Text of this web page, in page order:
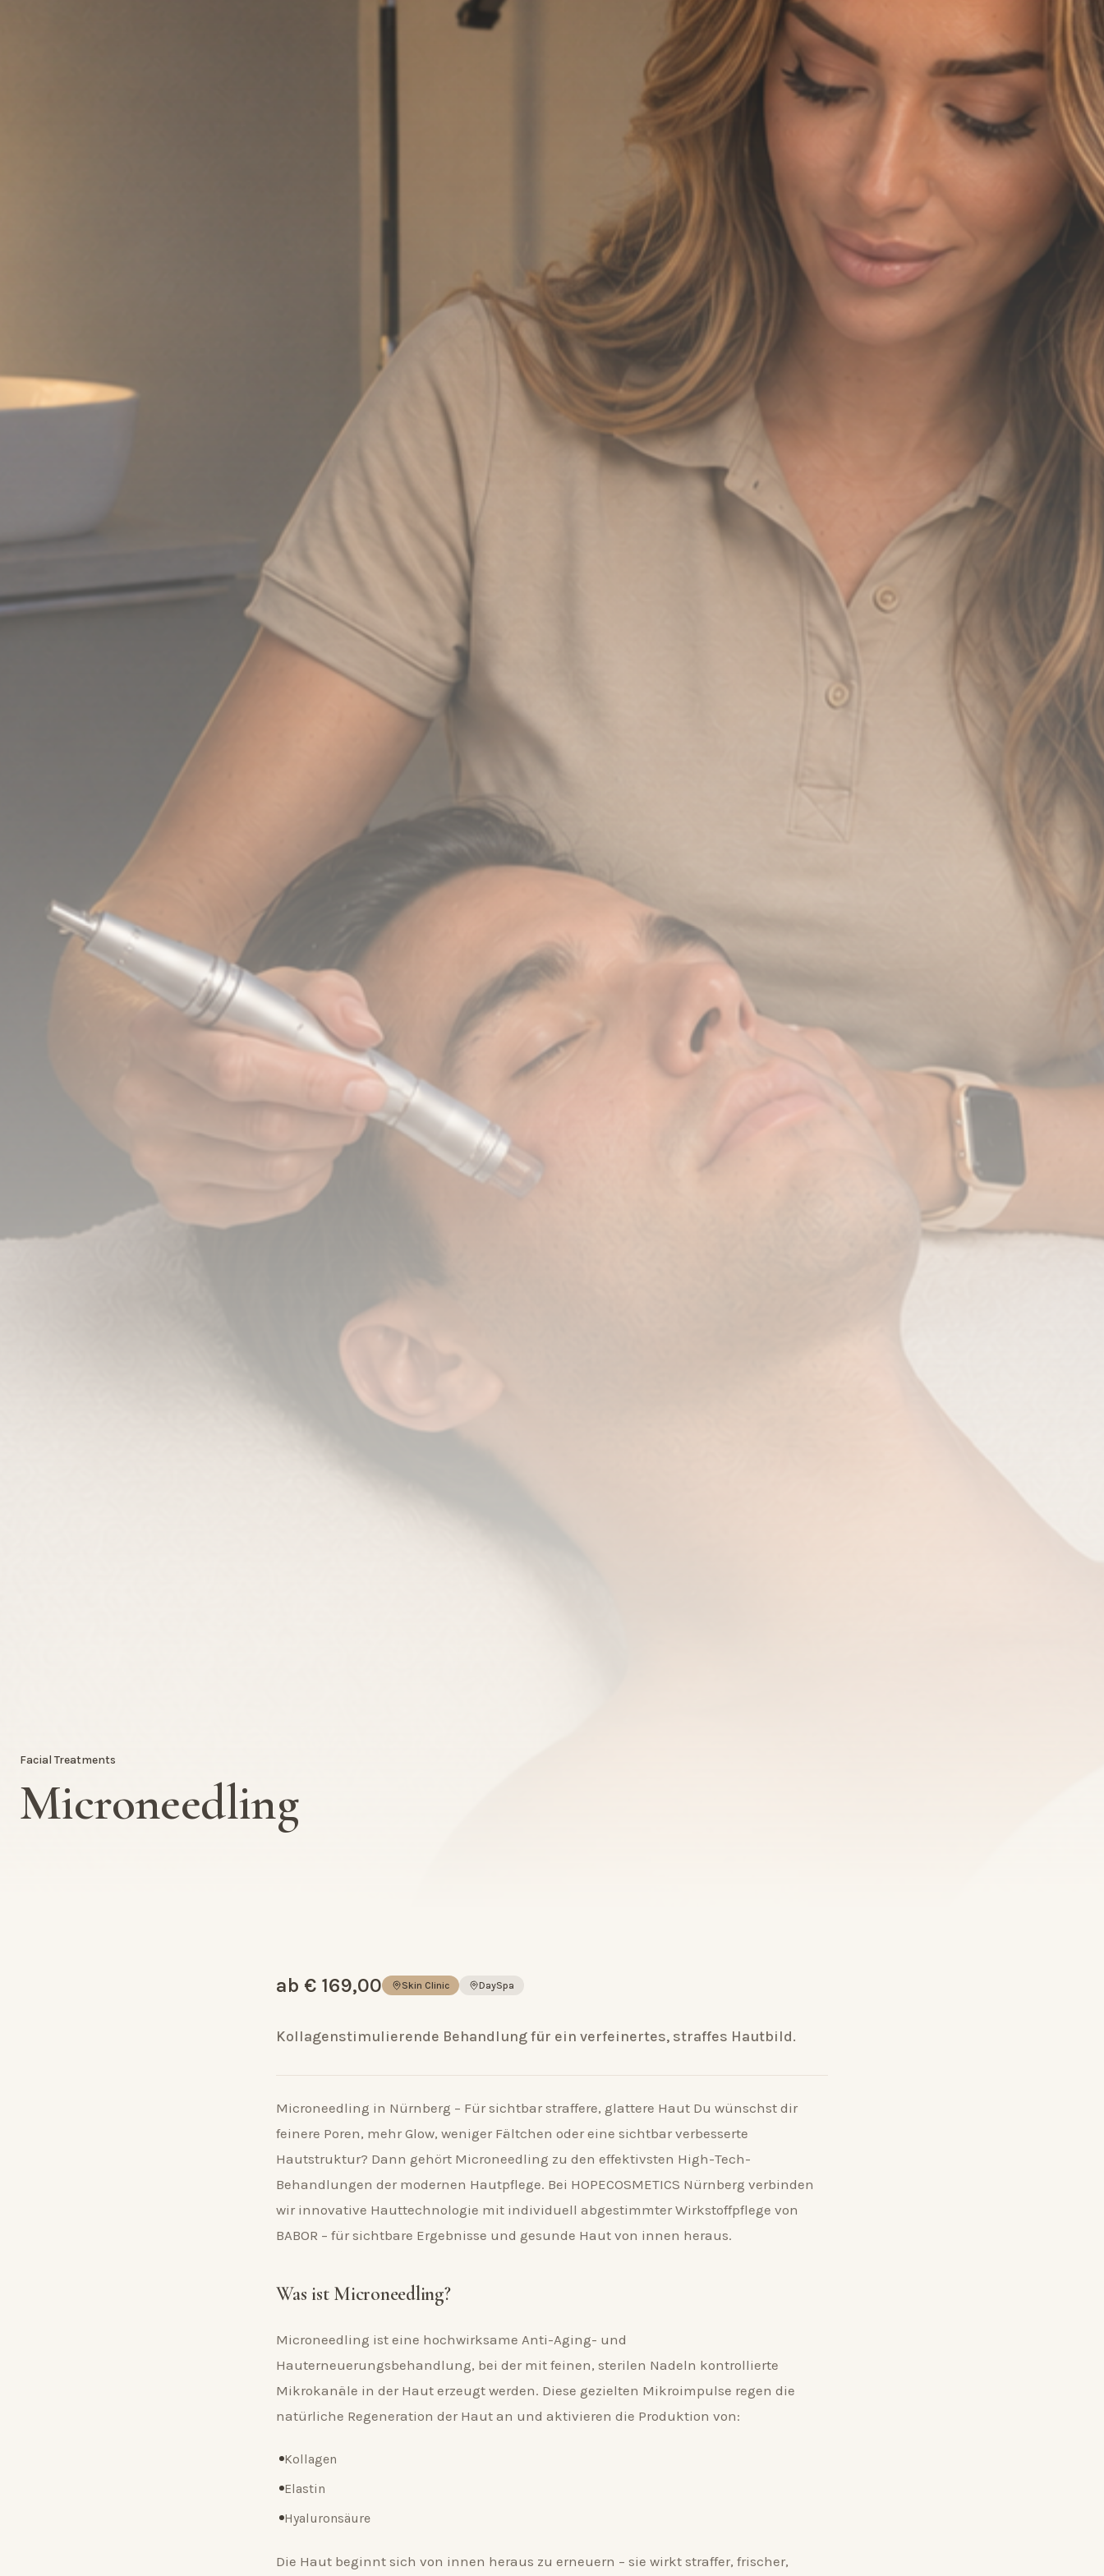
Facial Treatments
Microneedling
ab € 169,00 Skin Clinic DaySpa
Kollagenstimulierende Behandlung für ein verfeinertes, straffes Hautbild.
Microneedling in Nürnberg – Für sichtbar straffere, glattere Haut Du wünschst dir
feinere Poren, mehr Glow, weniger Fältchen oder eine sichtbar verbesserte
Hautstruktur? Dann gehört Microneedling zu den effektivsten High-Tech-
Behandlungen der modernen Hautpflege. Bei HOPECOSMETICS Nürnberg verbinden
wir innovative Hauttechnologie mit individuell abgestimmter Wirkstoffpflege von
BABOR – für sichtbare Ergebnisse und gesunde Haut von innen heraus.
Was ist Microneedling?
Microneedling ist eine hochwirksame Anti-Aging- und
Hauterneuerungsbehandlung, bei der mit feinen, sterilen Nadeln kontrollierte
Mikrokanäle in der Haut erzeugt werden. Diese gezielten Mikroimpulse regen die
natürliche Regeneration der Haut an und aktivieren die Produktion von:
Kollagen
Elastin
Hyaluronsäure
Die Haut beginnt sich von innen heraus zu erneuern – sie wirkt straffer, frischer,